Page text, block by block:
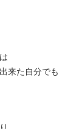
来た自分でも